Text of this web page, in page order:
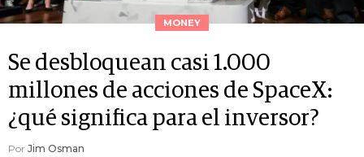
MONEY
Se desbloquean casi 1.000
millones de acciones de SpaceX:
¿qué significa para el inversor?
Por Jim Osman